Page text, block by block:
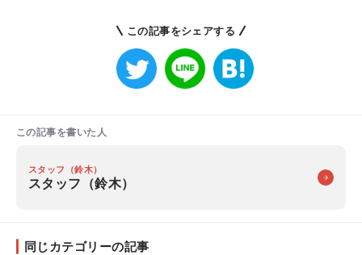
この記事をシェアする
この記事を書いた人
スタッフ（鈴木）
スタッフ（鈴木）
同じカテゴリーの記事